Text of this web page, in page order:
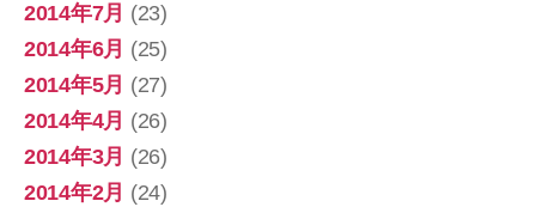
2014年7月 (23)
2014年6月 (25)
2014年5月 (27)
2014年4月 (26)
2014年3月 (26)
2014年2月 (24)